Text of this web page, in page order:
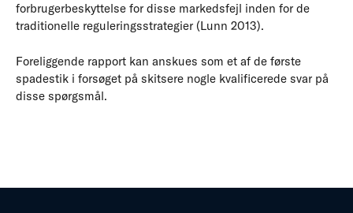
forbrugerbeskyttelse for disse markedsfejl inden for de
traditionelle reguleringsstrategier (Lunn 2013).
Foreliggende rapport kan anskues som et af de første
spadestik i forsøget på skitsere nogle kvalificerede svar på
disse spørgsmål.